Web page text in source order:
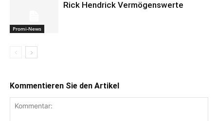
Promi-News
Rick Hendrick Vermögenswerte
Kommentieren Sie den Artikel